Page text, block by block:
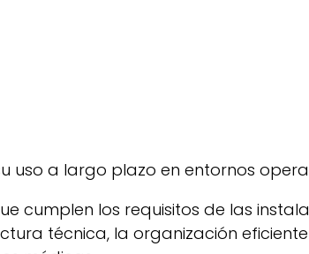
a largo plazo en entornos
cumplen los requisitos de las
técnica, la organización